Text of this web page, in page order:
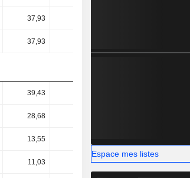
37,93
37,93
39,43
28,68
13,55
11,03 9,23 9,07
Espace mes listes